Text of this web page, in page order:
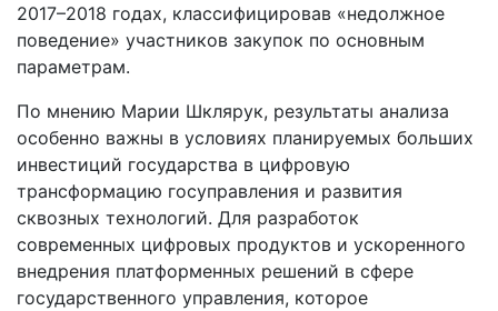
2017–2018 годах, классифицировав «недолжное
поведение» участников закупок по основным
параметрам.
По мнению Марии Шклярук, результаты анализа
особенно важны в условиях планируемых больших
инвестиций государства в цифровую
трансформацию госуправления и развития
сквозных технологий. Для разработок
современных цифровых продуктов и ускоренного
внедрения платформенных решений в сфере
государственного управления, которое